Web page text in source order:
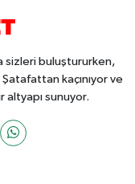
sizleri buluştururken,
kaçınıyor ve
altyapı sunuyor.